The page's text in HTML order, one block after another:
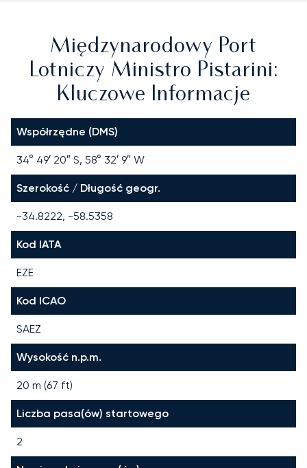
Międzynarodowy Port
Lotniczy Ministro Pistarini:
Kluczowe Informacje
Współrzędne (DMS)
34° 49′ 20″ S, 58° 32′ 9″ W
Szerokość / Długość geogr.
-34.8222, -58.5358
Kod IATA
EZE
Kod ICAO
SAEZ
Wysokość n.p.m.
20 m (67 ft)
Liczba pasa(ów) startowego
2